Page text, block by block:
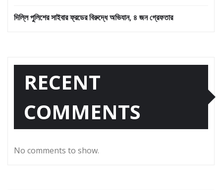
দিল্লি পুলিশের সাইবার ফ্রডের বিরুদ্ধে অভিযান, ৪ জন গ্রেফতার
RECENT
COMMENTS
No comments to show.